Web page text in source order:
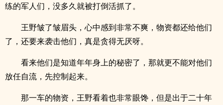
练的军人们，没多久就被打倒活抓了。
王野皱了皱眉头，心中感到非常不爽，物资都还给他们
了，还要来袭击他们，真是贪得无厌呀。
看来他们是知道年年身上的秘密了，那就更不能对他们
放任自流，先控制起来。
那一车的物资，王野看着也非常眼馋，但是出于二十年